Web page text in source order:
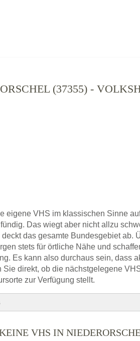
(37355) -
eigene VHS im klassischen Sinne
Das wiegt aber nicht allzu
das gesamte Bundesgebiet ab.
stets für örtliche Nähe und
Es kann also durchaus sein, dass
Sie direkt, ob die nächstgelegene
zur Verfügung stellt.
VHS IN